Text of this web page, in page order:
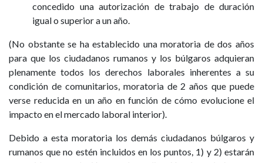
concedido una autorización de trabajo de duración
igual o superior a un año.
(No obstante se ha establecido una moratoria de dos años
para que los ciudadanos rumanos y los búlgaros adquieran
plenamente todos los derechos laborales inherentes a su
condición de comunitarios, moratoria de 2 años que puede
verse reducida en un año en función de cómo evolucione el
impacto en el mercado laboral interior).
Debido a esta moratoria los demás ciudadanos búlgaros y
rumanos que no estén incluidos en los puntos, 1) y 2) estarán